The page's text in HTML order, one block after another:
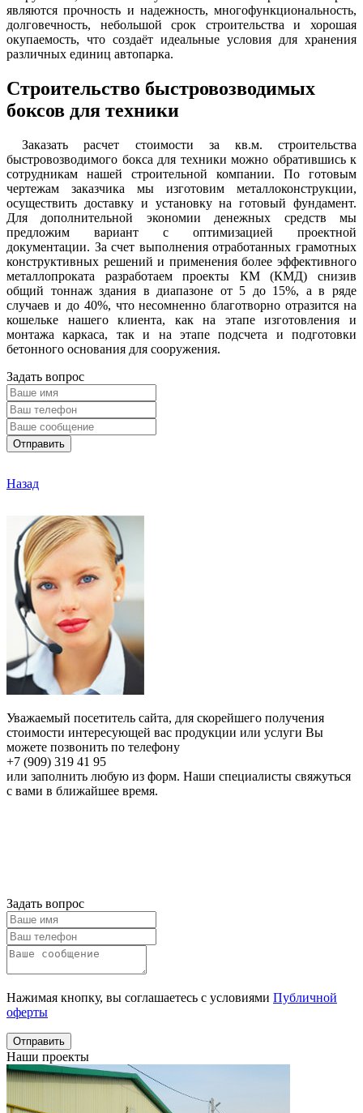
являются прочность и надежность, многофункциональность,
долговечность, небольшой срок строительства и хорошая
окупаемость, что создаёт идеальные условия для хранения
различных единиц автопарка.
Строительство быстровозводимых
боксов для техники
Заказать расчет стоимости за кв.м. строительства
быстровозводимого бокса для техники можно обратившись к
сотрудникам нашей строительной компании. По готовым
чертежам заказчика мы изготовим металлоконструкции,
осуществить доставку и установку на готовый фундамент.
Для дополнительной экономии денежных средств мы
предложим вариант с оптимизацией проектной
документации. За счет выполнения отработанных грамотных
конструктивных решений и применения более эффективного
металлопроката разработаем проекты КМ (КМД) снизив
общий тоннаж здания в диапазоне от 5 до 15%, а в ряде
случаев и до 40%, что несомненно благотворно отразится на
кошельке нашего клиента, как на этапе изготовления и
монтажа каркаса, так и на этапе подсчета и подготовки
бетонного основания для сооружения.
Задать вопрос
Отправить
Назад
Уважаемый посетитель сайта, для скорейшего получения
стоимости интересующей вас продукции или услуги Вы
можете позвонить по телефону
+7 (909) 319 41 95
или заполнить любую из форм. Наши специалисты свяжуться
с вами в ближайшее время.
Задать вопрос
Нажимая кнопку, вы соглашаетесь с условиями Публичной
оферты
Отправить
Наши проекты